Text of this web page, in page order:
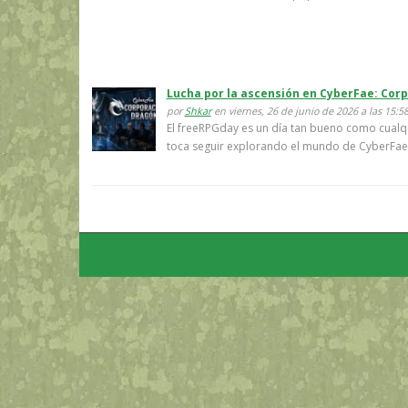
Lucha por la ascensión en CyberFae:
por Shkaren viernes, 26 de junio de 2026 a las 15:58
El freeRPGday es un día tan bueno como
toca seguir explorando el mundo de